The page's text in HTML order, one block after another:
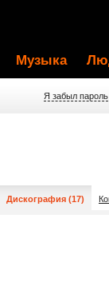
Музыка
Я забыл пароль
Дискография (17)